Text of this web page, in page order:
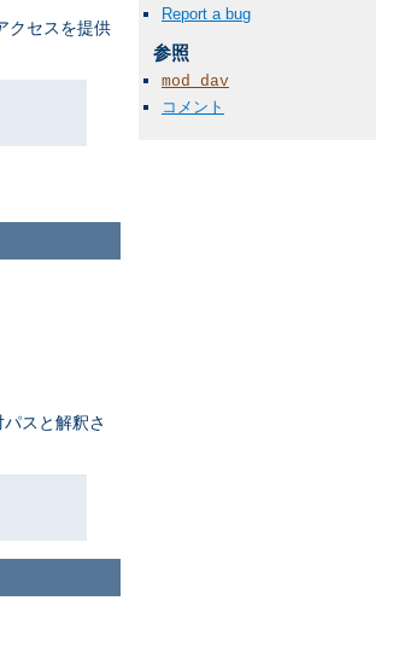
クセスを提供
Report a bug
参照
mod_dav
コメント
スと解釈さ